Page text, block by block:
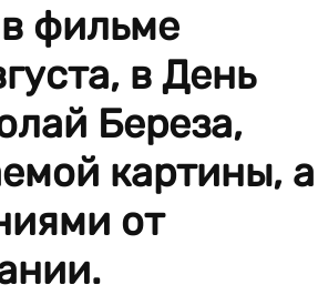
фильме
в День
Береза,
картины, а
от